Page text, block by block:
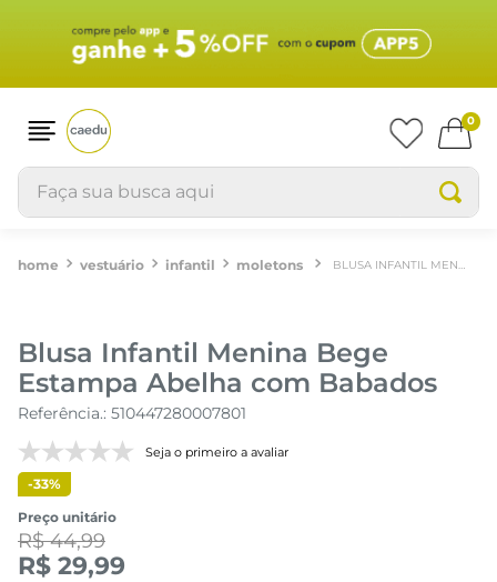
0
Faça sua busca aqui
vestuário infantil moletons
Blusa Infantil Menina Bege
Estampa Abelha com Babados
Referência.: 510447280007801
Seja o primeiro a avaliar
-33%
Preço unitário
R$ 44,99
R$ 29,99